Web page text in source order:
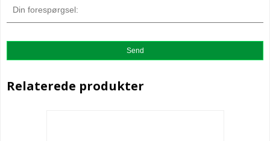
Relaterede produkter